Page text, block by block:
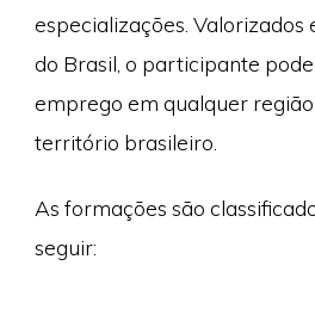
especializações. Valorizados
do Brasil, o participante
emprego em qualquer
território brasileiro.
As formações são
seguir: